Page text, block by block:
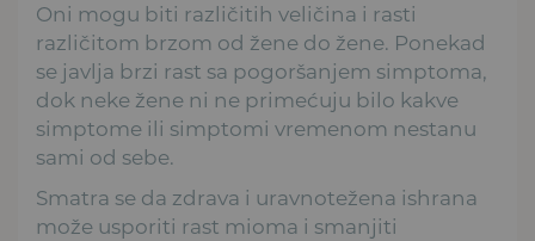
Oni mogu biti različitih veličina i rasti
različitom brzom od žene do žene. Ponekad
se javlja brzi rast sa pogoršanjem simptoma,
dok neke žene ni ne primećuju bilo kakve
simptome ili simptomi vremenom nestanu
sami od sebe.
Smatra se da zdrava i uravnotežena ishrana
može usporiti rast mioma i smanjiti